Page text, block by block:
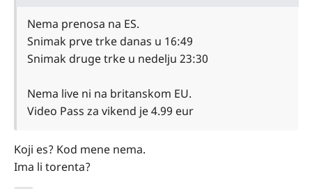
Nema prenosa na ES.
Snimak prve trke danas u 16:49
Snimak druge trke u nedelju 23:30
Nema live ni na britanskom EU.
Video Pass za vikend je 4.99 eur
Koji es? Kod mene nema.
Ima li torenta?